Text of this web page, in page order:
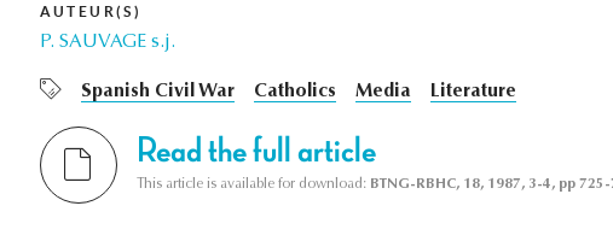
AUTEUR(S)
P. SAUVAGE s.j.
Spanish Civil War Catholics Media Literature
Read the full article
This article is available for download: BTNG-RBHC, 18, 1987, 3-4, pp